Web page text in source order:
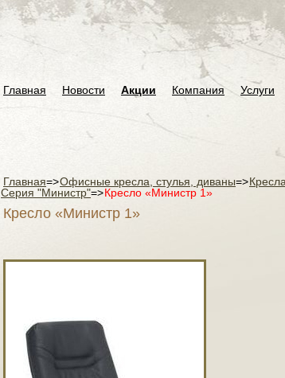
Главная Новости Акции Компания Услуги
Главная=>Офисные кресла, стулья, диваны=>
Серия "Министр"=>Кресло «Министр 1»
Кресло «Министр 1»